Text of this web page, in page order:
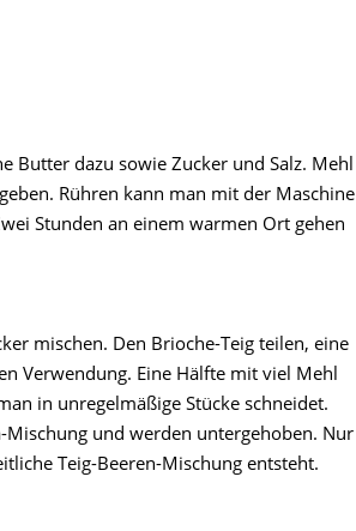
Butter dazu sowie Zucker und Salz. Mehl
Rühren kann man mit der Maschine
Stunden an einem warmen Ort gehen
mischen. Den Brioche-Teig teilen, eine
Verwendung. Eine Hälfte mit viel Mehl
in unregelmäßige Stücke schneidet.
und werden untergehoben. Nur
Teig-Beeren-Mischung entsteht.